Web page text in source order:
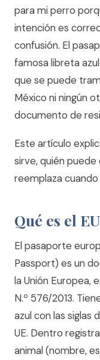
para mi perro
intención es
confusión. El
famosa libreta
que se puede
México ni ningún
documento de
Este artículo
sirve, quién
reemplaza
Qué es el
El pasaporte
Passport) es un
la Unión Europea,
N.º 576/2013.
azul con las siglas
UE. Dentro
animal (nombre,